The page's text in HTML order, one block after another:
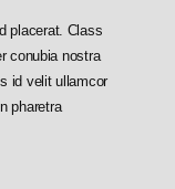
placerat. Class
conubia nostra
id velit ullamcor
pharetra